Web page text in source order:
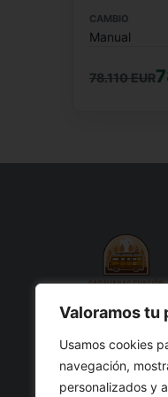
Valoramos tu
Usamos cookies
navegación,
personalizados y
CAMBIO
Manual
78.110 EUR